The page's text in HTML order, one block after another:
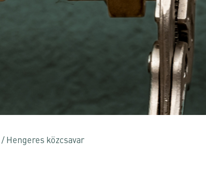
billentyűt a bezáráshoz
/ Hengeres közcsavar